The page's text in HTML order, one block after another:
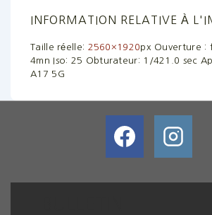
INFORMATION RELATIVE À
Taille réelle: 2560×1920px Ouverture :
4mn Iso: 25 Obturateur: 1/421.0 sec
A17 5G